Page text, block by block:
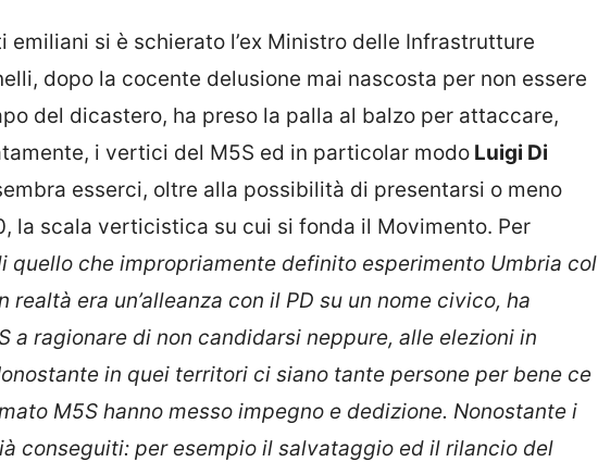
si è schierato l’ex Ministro delle Infrastrutture
dopo la cocente delusione mai nascosta per non essere
del dicastero, ha preso la palla al balzo per attaccare,
i vertici del M5S ed in particolar modo Luigi Di
esserci, oltre alla possibilità di presentarsi o meno
la scala verticistica su cui si fonda il Movimento. Per
quello che impropriamente definito esperimento Umbria col
era un’alleanza con il PD su un nome civico, ha
a ragionare di non candidarsi neppure, alle elezioni in
in quei territori ci siano tante persone per bene ce
M5S hanno messo impegno e dedizione. Nonostante i
conseguiti: per esempio il salvataggio ed il rilancio del